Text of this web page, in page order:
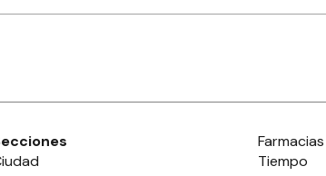
Tiempo